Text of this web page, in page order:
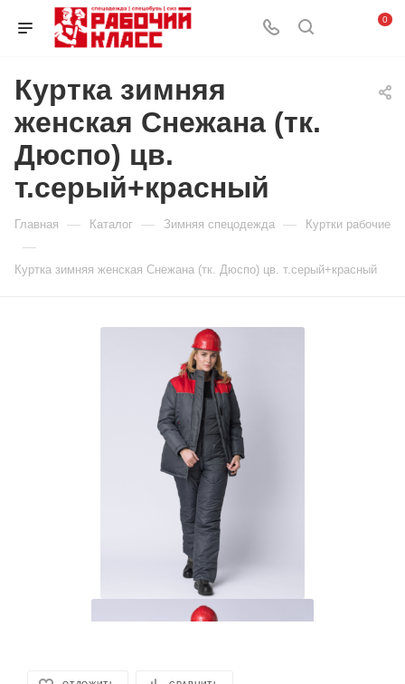
0
Куртка зимняя
женская Снежана (тк.
Дюспо) цв.
т.серый+красный
Главная — Каталог — Зимняя спецодежда — Куртки рабочие
—
Куртка зимняя женская Снежана (тк. Дюспо) цв. т.серый+красный